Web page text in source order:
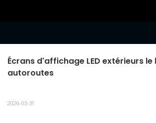
Écrans d'affichage LED extérieurs le
autoroutes
2026-03-31